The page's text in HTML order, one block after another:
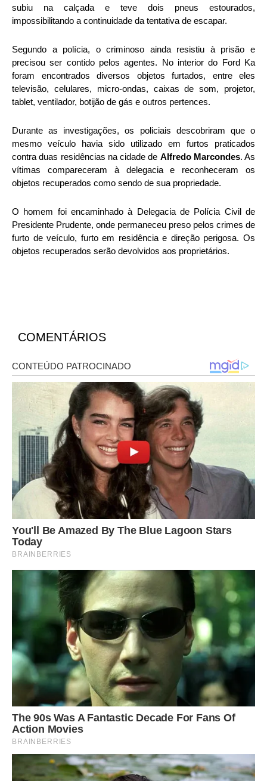
subiu na calçada e teve dois pneus estourados,
impossibilitando a continuidade da tentativa de escapar.
Segundo a polícia, o criminoso ainda resistiu à prisão e
precisou ser contido pelos agentes. No interior do Ford Ka
foram encontrados diversos objetos furtados, entre eles
televisão, celulares, micro-ondas, caixas de som, projetor,
tablet, ventilador, botijão de gás e outros pertences.
Durante as investigações, os policiais descobriram que o
mesmo veículo havia sido utilizado em furtos praticados
contra duas residências na cidade de Alfredo Marcondes. As
vítimas compareceram à delegacia e reconheceram os
objetos recuperados como sendo de sua propriedade.
O homem foi encaminhado à Delegacia de Polícia Civil de
Presidente Prudente, onde permaneceu preso pelos crimes de
furto de veículo, furto em residência e direção perigosa. Os
objetos recuperados serão devolvidos aos proprietários.
COMENTÁRIOS